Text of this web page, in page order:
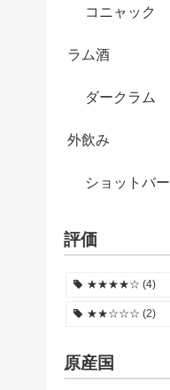
コニャック
ラム酒
ダークラム
外飲み
ショットバー
評価
★★★★☆ (4)
★★☆☆☆ (2)
原産国